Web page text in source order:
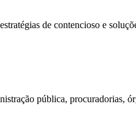
de contencioso e
pública, procuradorias,